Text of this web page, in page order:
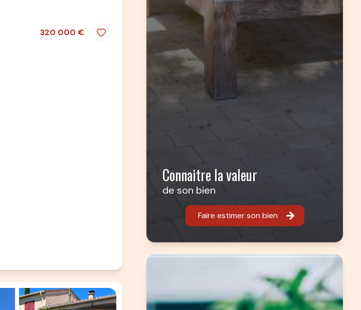
320 000 €
Connaitre la valeur
de son bien
Faire estimer son bien